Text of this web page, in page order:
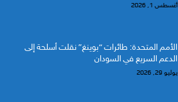
أغسطس 1, 2026
الأمم المتحدة: طائرات “بوينغ” نقلت أسلحة إلى
الدعم السريع في السودان
يوليو 29, 2026